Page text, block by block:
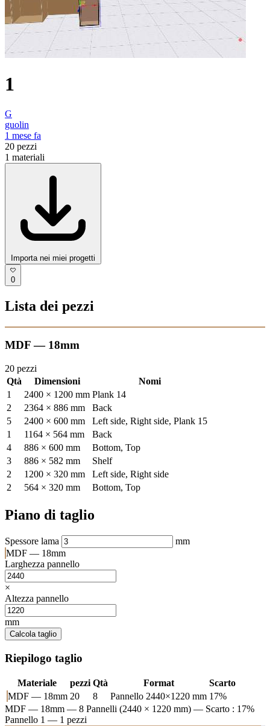
1
G
guolin
1 mese fa
20 pezzi
1 materiali
Importa nei miei progetti
0
Lista dei pezzi
MDF — 18mm
20 pezzi
Qtà
Dimensioni
Nomi
1
2400 × 1200 mm Plank 14
2
2364 × 886 mm
Back
5
2400 × 600 mm
Left side, Right side, Plank 15
1
1164 × 564 mm
Back
4
886 × 600 mm
Bottom, Top
3
886 × 582 mm
Shelf
2
1200 × 320 mm
Left side, Right side
2
564 × 320 mm Bottom, Top
Piano di taglio
Spessore lama
mm
MDF — 18mm
Larghezza pannello
×
Altezza pannello
mm
Calcola taglio
Riepilogo taglio
Materiale pezzi Qtà Format
Scarto
MDF — 18mm 20 8 Pannello 2440×1220 mm 17%
MDF — 18mm — 8 Pannelli (2440 × 1220 mm) — Scarto : 17%
Pannello 1 — 1 pezzi